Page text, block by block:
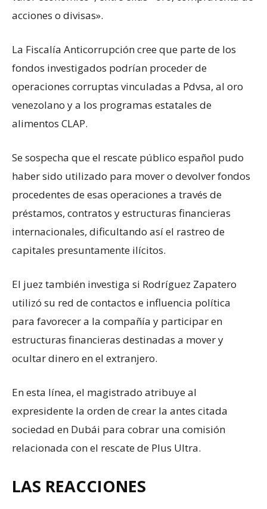
acciones o divisas».
La Fiscalía Anticorrupción cree que parte de los
fondos investigados podrían proceder de
operaciones corruptas vinculadas a Pdvsa, al oro
venezolano y a los programas estatales de
alimentos CLAP.
Se sospecha que el rescate público español pudo
haber sido utilizado para mover o devolver fondos
procedentes de esas operaciones a través de
préstamos, contratos y estructuras financieras
internacionales, dificultando así el rastreo de
capitales presuntamente ilícitos.
El juez también investiga si Rodríguez Zapatero
utilizó su red de contactos e influencia política
para favorecer a la compañía y participar en
estructuras financieras destinadas a mover y
ocultar dinero en el extranjero.
En esta línea, el magistrado atribuye al
expresidente la orden de crear la antes citada
sociedad en Dubái para cobrar una comisión
relacionada con el rescate de Plus Ultra.
LAS REACCIONES